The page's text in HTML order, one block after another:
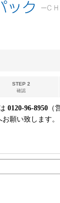
STEP 2
確認
0120-96-8950 （
願い致します。